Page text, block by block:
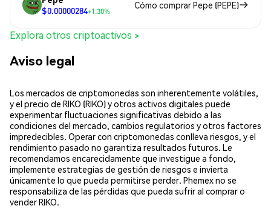
$0.00000284+1.30%
Cómo comprar Pepe (PEPE)
Explora otros criptoactivos >
Aviso legal
Los mercados de criptomonedas son inherentemente volátiles,
y el precio de RIKO (RIKO) y otros activos digitales puede
experimentar fluctuaciones significativas debido a las
condiciones del mercado, cambios regulatorios y otros factores
impredecibles. Operar con criptomonedas conlleva riesgos, y el
rendimiento pasado no garantiza resultados futuros. Le
recomendamos encarecidamente que investigue a fondo,
implemente estrategias de gestión de riesgos e invierta
únicamente lo que pueda permitirse perder. Phemex no se
responsabiliza de las pérdidas que pueda sufrir al comprar o
vender RIKO.